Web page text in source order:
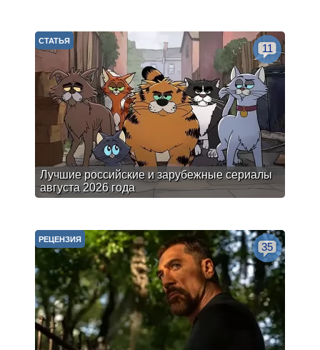
Лучшие российские и зарубежные сериалы
августа 2026 года
СТАТЬЯ
11
РЕЦЕНЗИЯ
35